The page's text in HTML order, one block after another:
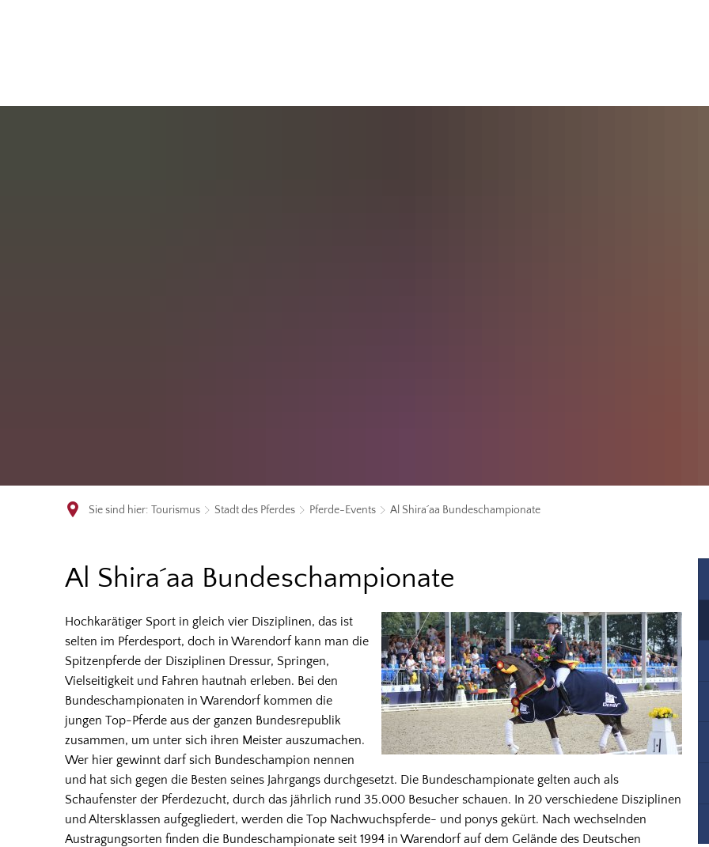
Sie sind hier: Tourismus Stadt des Pferdes Pferde-Events Al Shira´aa Bundeschampionate
Bundeschampionate
Al Shira´aa Bundeschampionate
Hochkarätiger Sport in gleich vier Disziplinen, das ist
selten im Pferdesport, doch in Warendorf kann man die
Spitzenpferde der Disziplinen Dressur, Springen,
Vielseitigkeit und Fahren hautnah erleben. Bei den
Bundeschampionaten in Warendorf kommen die
jungen Top-Pferde aus der ganzen Bundesrepublik
zusammen, um unter sich ihren Meister auszumachen.
Wer hier gewinnt darf sich Bundeschampion nennen
und hat sich gegen die Besten seines Jahrgangs durchgesetzt. Die Bundeschampionate gelten auch als
Schaufenster der Pferdezucht, durch das jährlich rund 35.000 Besucher schauen. In 20 verschiedene Disziplinen
und Altersklassen aufgegliedert, werden die Top Nachwuchspferde- und ponys gekürt. Nach wechselnden
Austragungsorten finden die Bundeschampionate seit 1994 in Warendorf auf dem Gelände des Deutschen